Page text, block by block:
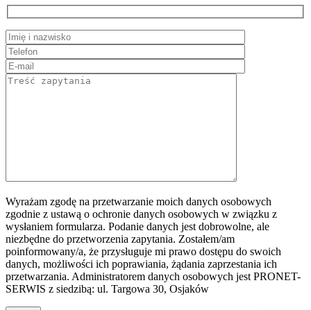
Wyrażam zgodę na przetwarzanie moich danych osobowych
zgodnie z ustawą o ochronie danych osobowych w związku z
wysłaniem formularza. Podanie danych jest dobrowolne, ale
niezbędne do przetworzenia zapytania. Zostałem/am
poinformowany/a, że przysługuje mi prawo dostępu do swoich
danych, możliwości ich poprawiania, żądania zaprzestania ich
przetwarzania. Administratorem danych osobowych jest PRONET-
SERWIS z siedzibą: ul. Targowa 30, Osjaków